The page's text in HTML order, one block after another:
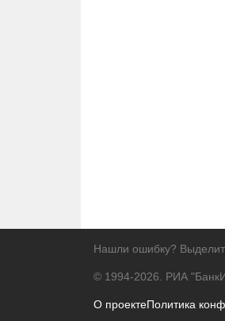
Нашли ошибку?
© 1994-2026. РИА
О проектеПолитика